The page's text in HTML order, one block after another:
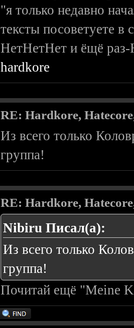
"я только недавно
тексты посоветуете в
НетНетНет и ёщё
hardkore
RE: Hardkore,
Из всего только
группа!
RE: Hardkore,
Nibiru Писал(а):
Из всего только
группа!
Почитай ещё "Meine